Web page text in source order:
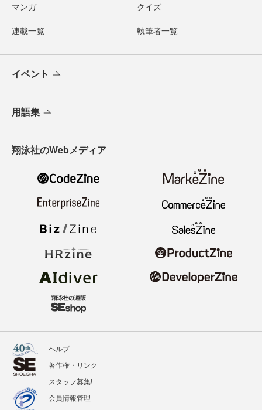
マンガ クイズ
連載一覧 執筆者一覧
イベント
用語集
翔泳社のWebメディア
ヘルプ
著作権・リンク
スタッフ募集!
会員情報管理